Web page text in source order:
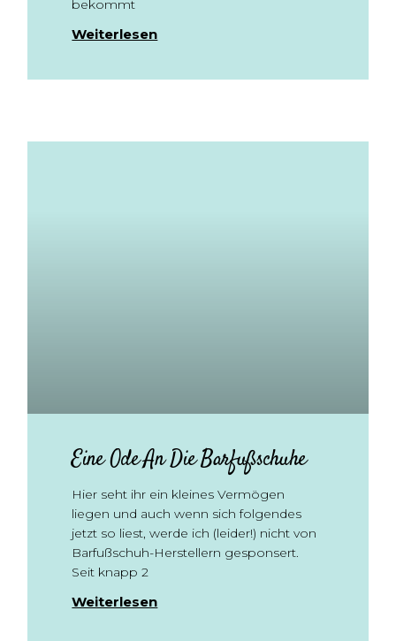
bekommt
Weiterlesen
Eine Ode An Die Barfußschuhe
Hier seht ihr ein kleines Vermögen
liegen und auch wenn sich folgendes
jetzt so liest, werde ich (leider!) nicht von
Barfußschuh-Herstellern gesponsert.
Seit knapp 2
Weiterlesen